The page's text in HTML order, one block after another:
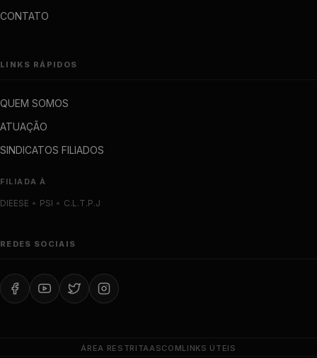
CONTATO
LINKS RÁPIDOS
QUEM SOMOS
ATUAÇÃO
SINDICATOS FILIADOS
FILIADA À
DIEESE • PSI • C.L.T.P.J
REDES SOCIAIS
ÁREA RESTRITAASCOMLINKS ÚTEIS